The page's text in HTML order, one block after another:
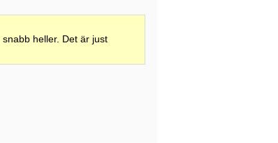
heller. Det är just